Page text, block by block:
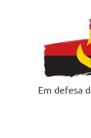
Em defesa